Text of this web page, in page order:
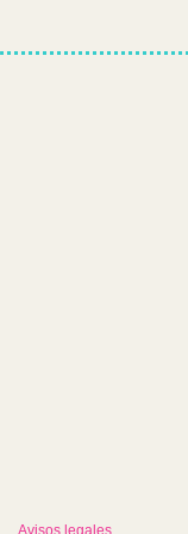
Avisos legales